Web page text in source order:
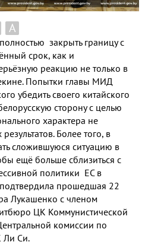
А
закрыть границу с
срок, как и
реакцию не только в
. Попытки главы МИД
убедить своего китайского
сторону с целью
характера не
. Более того, в
сложившуюся ситуацию в
ещё больше сблизиться с
политики ЕС в
прошедшая 22
Лукашенко с членом
ЦК Коммунистической
комиссии по
Ли Си.